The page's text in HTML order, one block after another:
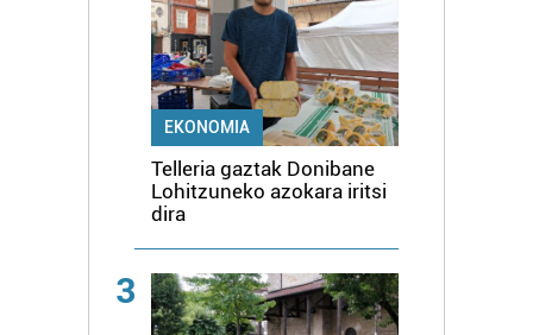
EKONOMIA
Telleria gaztak Donibane
Lohitzuneko azokara iritsi
dira
3